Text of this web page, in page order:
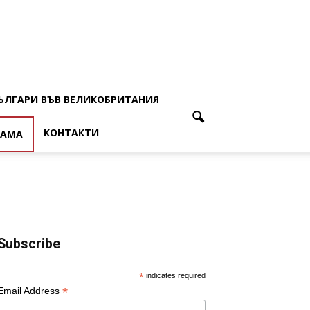
ВЪВ ВЕЛИКОБРИТАНИЯ
КОНТАКТИ
* indicates required
Address *